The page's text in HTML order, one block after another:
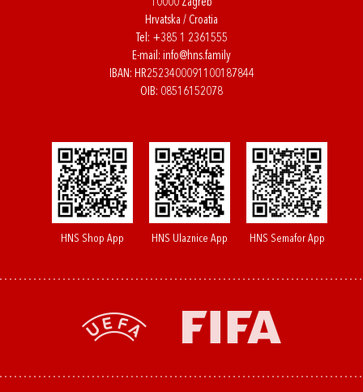
10000 Zagreb
Hrvatska / Croatia
Tel: +385 1 2361555
E-mail: info@hns.family
IBAN: HR2523400091100187844
OIB: 08516152078
HNS Shop App HNS Ulaznice App HNS Semafor App